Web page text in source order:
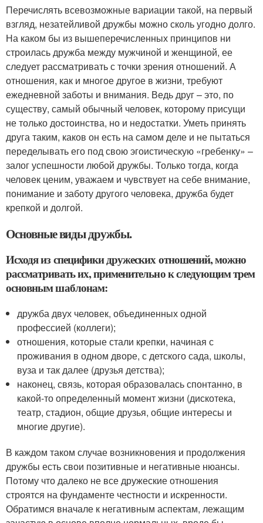
Перечислять всевозможные вариации такой, на первый
взгляд, незатейливой дружбы можно сколь угодно долго.
На каком бы из вышеперечисленных принципов ни
строилась дружба между мужчиной и женщиной, ее
следует рассматривать с точки зрения отношений. А
отношения, как и многое другое в жизни, требуют
ежедневной заботы и внимания. Ведь друг – это, по
существу, самый обычный человек, которому присущи
не только достоинства, но и недостатки. Уметь принять
друга таким, каков он есть на самом деле и не пытаться
переделывать его под свою эгоистическую «гребенку» –
залог успешности любой дружбы. Только тогда, когда
человек ценим, уважаем и чувствует на себе внимание,
понимание и заботу другого человека, дружба будет
крепкой и долгой.
Основные виды дружбы.
Исходя из специфики дружеских отношений, можно
рассматривать их, применительно к следующим трем
основным шаблонам:
дружба двух человек, объединенных одной
профессией (коллеги);
отношения, которые стали крепки, начиная с
проживания в одном дворе, с детского сада, школы,
вуза и так далее (друзья детства);
наконец, связь, которая образовалась спонтанно, в
какой-то определенный момент жизни (дискотека,
театр, стадион, общие друзья, общие интересы и
многие другие).
В каждом таком случае возникновения и продолжения
дружбы есть свои позитивные и негативные нюансы.
Потому что далеко не все дружеские отношения
строятся на фундаменте честности и искренности.
Обратимся вначале к негативным аспектам, лежащим